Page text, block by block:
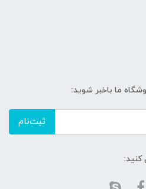
ما باخبر شوید:
ثبت‌نام
کنید: